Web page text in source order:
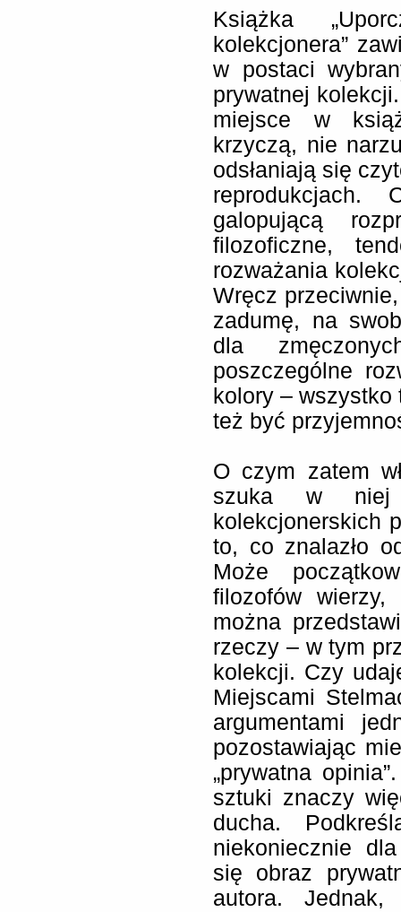
Książka
kolekcjonera”
w postaci
prywatnej
miejsce w
krzyczą, nie
odsłaniają się
reprodukcjach.
galopującą
filozoficzne,
rozważania
Wręcz
zadumę, na
dla
poszczególne
kolory –
też być
O czym zatem
szuka w niej
kolekcjonerskich
to, co znalazło
Może
filozofów
można
rzeczy – w tym
kolekcji. Czy
Miejscami
argumentami
pozostawiając
„prywatna
sztuki znaczy
ducha.
niekoniecznie
się obraz
autora.